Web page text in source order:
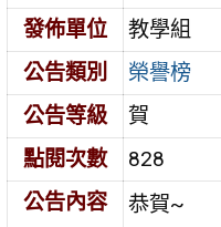
發佈單位
教學組
公告類別
榮譽榜
公告等級
賀
點閱次數
828
公告內容
恭賀~